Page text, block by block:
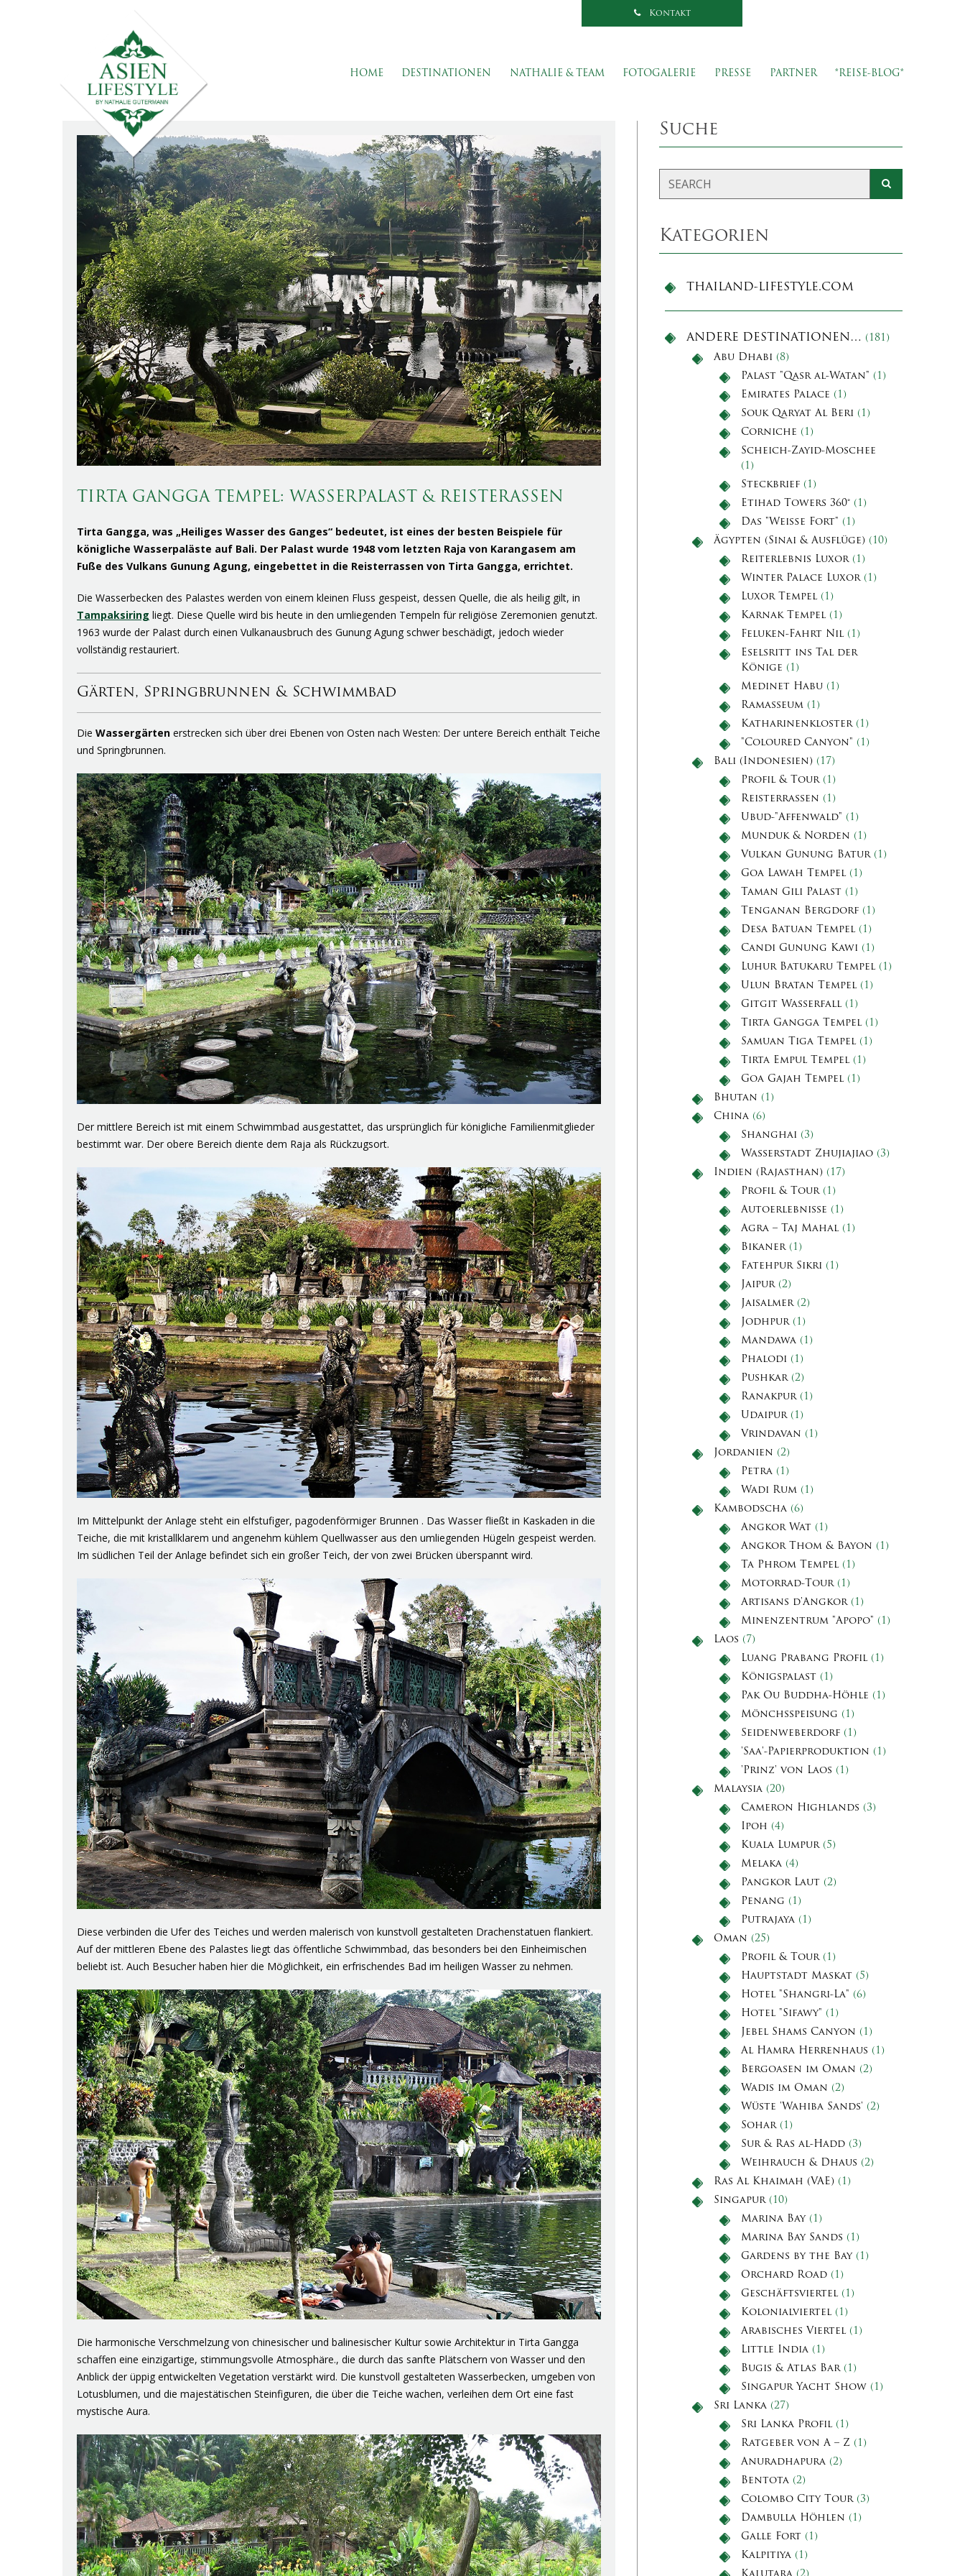
Kontakt
HOME DESTINATIONEN NATHALIE & TEAM FOTOGALERIE PRESSE PARTNER *REISE-BLOG*
TIRTA GANGGA TEMPEL: WASSERPALAST & REISTERASSEN
Tirta Gangga, was „Heiliges Wasser des Ganges“ bedeutet, ist eines der besten Beispiele für
königliche Wasserpaläste auf Bali. Der Palast wurde 1948 vom letzten Raja von Karangasem am
Fuße des Vulkans Gunung Agung, eingebettet in die Reisterrassen von Tirta Gangga, errichtet.
Die Wasserbecken des Palastes werden von einem kleinen Fluss gespeist, dessen Quelle, die als heilig gilt, in
Tampaksiring liegt. Diese Quelle wird bis heute in den umliegenden Tempeln für religiöse Zeremonien genutzt.
1963 wurde der Palast durch einen Vulkanausbruch des Gunung Agung schwer beschädigt, jedoch wieder
vollständig restauriert.
Gärten, Springbrunnen & Schwimmbad
Die Wassergärten erstrecken sich über drei Ebenen von Osten nach Westen: Der untere Bereich enthält Teiche
und Springbrunnen.
Der mittlere Bereich ist mit einem Schwimmbad ausgestattet, das ursprünglich für königliche Familienmitglieder
bestimmt war. Der obere Bereich diente dem Raja als Rückzugsort.
Im Mittelpunkt der Anlage steht ein elfstufiger, pagodenförmiger Brunnen . Das Wasser fließt in Kaskaden in die
Teiche, die mit kristallklarem und angenehm kühlem Quellwasser aus den umliegenden Hügeln gespeist werden.
Im südlichen Teil der Anlage befindet sich ein großer Teich, der von zwei Brücken überspannt wird.
Diese verbinden die Ufer des Teiches und werden malerisch von kunstvoll gestalteten Drachenstatuen flankiert.
Auf der mittleren Ebene des Palastes liegt das öffentliche Schwimmbad, das besonders bei den Einheimischen
beliebt ist. Auch Besucher haben hier die Möglichkeit, ein erfrischendes Bad im heiligen Wasser zu nehmen.
Die harmonische Verschmelzung von chinesischer und balinesischer Kultur sowie Architektur in Tirta Gangga
schaffen eine einzigartige, stimmungsvolle Atmosphäre., die durch das sanfte Plätschern von Wasser und den
Anblick der üppig entwickelten Vegetation verstärkt wird. Die kunstvoll gestalteten Wasserbecken, umgeben von
Lotusblumen, und die majestätischen Steinfiguren, die über die Teiche wachen, verleihen dem Ort eine fast
mystische Aura.
Suche
Kategorien
THAILAND-LIFESTYLE.COM
ANDERE DESTINATIONEN… (181)
Abu Dhabi (8)
Palast "Qasr al-Watan" (1)
Emirates Palace (1)
Souk Qaryat Al Beri (1)
Corniche (1)
Scheich-Zayid-Moschee
(1)
Steckbrief (1)
Etihad Towers 360° (1)
Das "Weiße Fort" (1)
Ägypten (Sinai & Ausflüge) (10)
Reiterlebnis Luxor(1)
Winter Palace Luxor(1)
Luxor Tempel (1)
Karnak Tempel (1)
Feluken-Fahrt Nil (1)
Eselsritt ins Tal der
Könige (1)
Medinet Habu (1)
Ramasseum (1)
Katharinenkloster(1)
"Coloured Canyon" (1)
Bali (Indonesien) (17)
Profil & Tour(1)
Reisterrassen (1)
Ubud-"Affenwald" (1)
Munduk & Norden (1)
Vulkan Gunung Batur(1)
Goa Lawah Tempel (1)
Taman Gili Palast (1)
Tenganan Bergdorf (1)
Desa Batuan Tempel (1)
Candi Gunung Kawi (1)
Luhur Batukaru Tempel (1)
Ulun Bratan Tempel (1)
Gitgit Wasserfall (1)
Tirta Gangga Tempel (1)
Samuan Tiga Tempel (1)
Tirta Empul Tempel (1)
Goa Gajah Tempel (1)
Bhutan (1)
China (6)
Shanghai (3)
Wasserstadt Zhujiajiao (3)
Indien (Rajasthan) (17)
Profil & Tour(1)
Autoerlebnisse (1)
Agra – Taj Mahal (1)
Bikaner(1)
Fatehpur Sikri (1)
Jaipur(2)
Jaisalmer(2)
Jodhpur(1)
Mandawa (1)
Phalodi (1)
Pushkar(2)
Ranakpur(1)
Udaipur(1)
Vrindavan (1)
Jordanien (2)
Petra (1)
Wadi Rum (1)
Kambodscha (6)
Angkor Wat (1)
Angkor Thom & Bayon (1)
Ta Phrom Tempel (1)
Motorrad-Tour(1)
Artisans d'Angkor(1)
Minenzentrum "Apopo" (1)
Laos (7)
Luang Prabang Profil (1)
Königspalast (1)
Pak Ou Buddha-Höhle (1)
Mönchsspeisung (1)
Seidenweberdorf (1)
'Saa'-Papierproduktion (1)
'Prinz' von Laos (1)
Malaysia (20)
Cameron Highlands (3)
Ipoh (4)
Kuala Lumpur(5)
Melaka (4)
Pangkor Laut (2)
Penang (1)
Putrajaya (1)
Oman (25)
Profil & Tour(1)
Hauptstadt Maskat (5)
Hotel "Shangri-La" (6)
Hotel "Sifawy" (1)
Jebel Shams Canyon (1)
Al Hamra Herrenhaus (1)
Bergoasen im Oman (2)
Wadis im Oman (2)
Wüste 'Wahiba Sands' (2)
Sohar(1)
Sur & Ras al-Hadd (3)
Weihrauch & Dhaus (2)
Ras Al Khaimah (VAE) (1)
Singapur(10)
Marina Bay(1)
Marina Bay Sands (1)
Gardens by the Bay(1)
Orchard Road (1)
Geschäftsviertel (1)
Kolonialviertel (1)
Arabisches Viertel (1)
Little India (1)
Bugis & Atlas Bar(1)
Singapur Yacht Show (1)
Sri Lanka (27)
Sri Lanka Profil (1)
Ratgeber von A – Z (1)
Anuradhapura (2)
Bentota (2)
Colombo City Tour(3)
Dambulla Höhlen (1)
Galle Fort (1)
Kalpitiya (1)